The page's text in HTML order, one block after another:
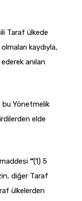
Taraf ülkede
kaydıyla,
anılan
bu Yönetmelik
elde
maddesi “(1) 5
diğer Taraf
ülkelerden